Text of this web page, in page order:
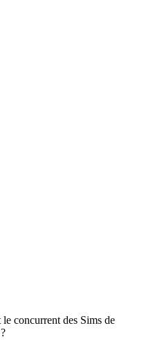
concurrent des Sims de